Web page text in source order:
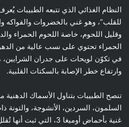
النظام الغذائي الذي تتبعه الطبيبات
للقلب”، وهو غني بالخضروات والفواكه
وقليل اللحوم، خاصة اللحوم الحمراء
الحمراء تحتوي على نسب عالية من
في تكوّن لويحات على جدران الشرايين،
وارتفاع خطر الإصابة بالسكتات القلبية.
تنصح الطبيبات بتناول الأسماك الدهنية
السلمون، السردين، الأنشوجة، والتونة
غنية بأحماض أوميغا 3،